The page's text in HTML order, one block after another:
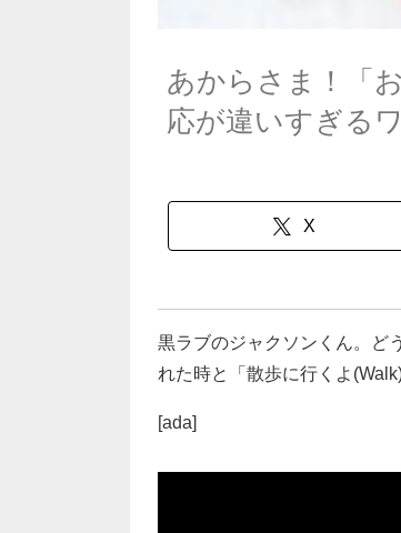
あからさま！「
応が違いすぎる
X
黒ラブのジャクソンくん。ど
れた時と「散歩に行くよ
[ada]